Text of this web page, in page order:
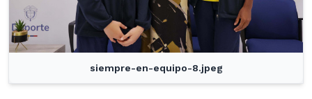
siempre-en-equipo-8.jpeg